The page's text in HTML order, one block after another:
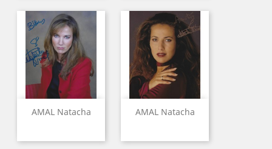
AMAL Natacha AMAL Natacha